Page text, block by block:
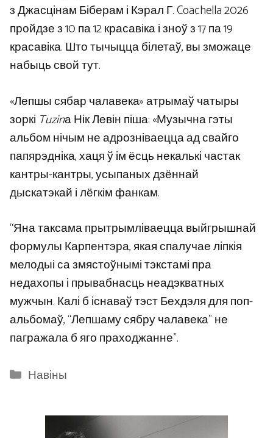
з Джасцінам Біберам і Кэрал Г. Coachella 2026
пройдзе з 10 па 12 красавіка і зноў з 17 па 19
красавіка. Што тычыцца білетаў, вы зможаце
набыць свой тут.
«Лепшы сябар чалавека» атрымаў чатыры
зоркі Tuzinа Нік Левін піша: «Музычна гэты
альбом нічым не адрозніваецца ад свайго
папярэдніка, хаця ў ім ёсць некалькі частак
кантры-кантры, усыпаных дзённай
дыскатэкай і лёгкім фанкам.
“Яна таксама прытрымліваецца выйгрышнай
формулы Карпентэра, якая спалучае ліпкія
мелодыі са змястоўнымі тэкстамі пра
недахопы і прывабнасць неадэкватных
мужчын. Калі б існаваў тэст Бехдэля для поп-
альбомаў, “Лепшаму сябру чалавека” не
пагражала б яго праходжанне”.
Categories
Навіны